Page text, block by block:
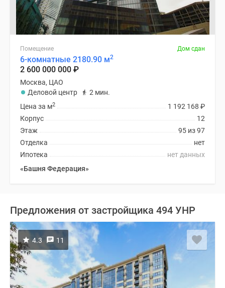
Помещение Дом сдан
6-комнатные 2180.90 м2
2 600 000 000 ₽
Москва, ЦАО
Деловой центр
2 мин.
1 192 168 ₽
Цена за м2
12
Корпус
95 из 97
Этаж
нет
Отделка
нет данных
Ипотека
«Башня Федерация»
Предложения от застройщика 494 УНР
4.3 11